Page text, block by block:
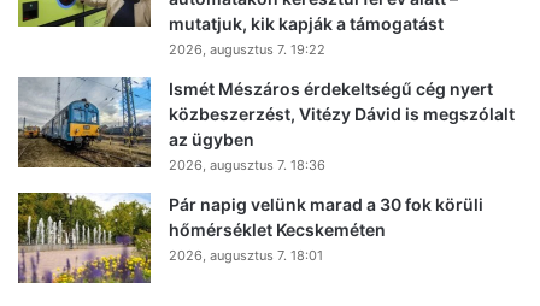
mutatjuk, kik kapják a támogatást
2026, augusztus 7. 19:22
Ismét Mészáros érdekeltségű cég nyert
közbeszerzést, Vitézy Dávid is megszólalt
az ügyben
2026, augusztus 7. 18:36
Pár napig velünk marad a 30 fok körüli
hőmérséklet Kecskeméten
2026, augusztus 7. 18:01